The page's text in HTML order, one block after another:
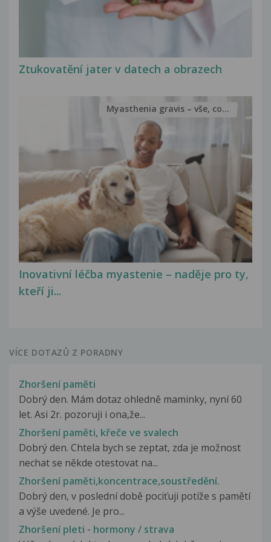
Ztukovatění jater v datech a obrazech
Inovativní léčba myastenie – naděje pro ty,
kteří ji...
Myasthenia gravis – vše, co...
VÍCE DOTAZŮ Z PORADNY
Zhoršení paměti
Dobrý den. Mám dotaz ohledně maminky, nyní 60
let. Asi 2r. pozoruji i ona,že...
Zhoršení paměti, křeče ve svalech
Dobrý den. Chtela bych se zeptat, zda je možnost
nechat se někde otestovat na...
Zhoršení paměti,koncentrace,soustředění.
Dobrý den, v poslední době pociťuji potíže s pamětí
a výše uvedené. Je pro...
Zhoršení pleti - hormony / strava